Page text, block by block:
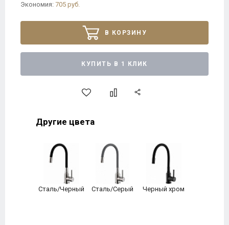
Экономия: 705 руб.
В КОРЗИНУ
КУПИТЬ В 1 КЛИК
Другие цвета
Сталь/Черный Сталь/Серый Черный хром